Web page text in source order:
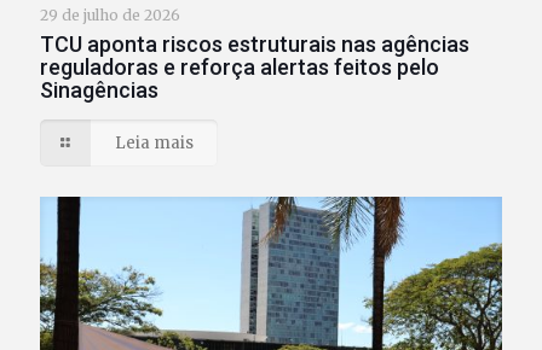
29 de julho de 2026
TCU aponta riscos estruturais nas agências
reguladoras e reforça alertas feitos pelo
Sinagências
Leia mais